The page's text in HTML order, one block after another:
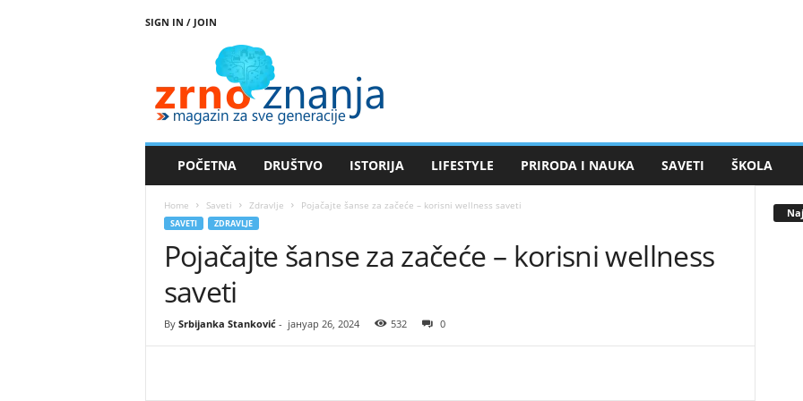
SIGN IN / JOIN
POČETNA DRUŠTVO ISTORIJA LIFESTYLE PRIRODA I NAUKA SAVETI ŠKOLA
Home Saveti Zdravlje Pojačajte šanse za začeće – korisni wellness saveti
SAVETI ZDRAVLJE
Pojačajte šanse za začeće – korisni wellness
saveti
By Srbijanka Stanković- јануар 26, 2024 532 0